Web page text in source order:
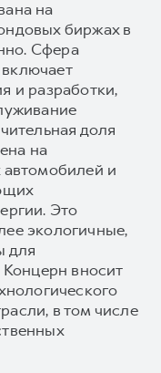
на
биржах в
Сфера
и разработки,
доля
на
автомобилей и
Это
экологичные,
для
вносит
в том числе